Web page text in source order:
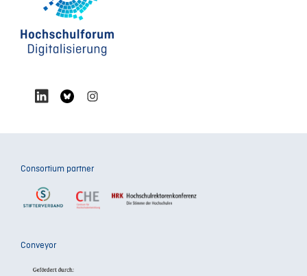
Consortium partner
Conveyor